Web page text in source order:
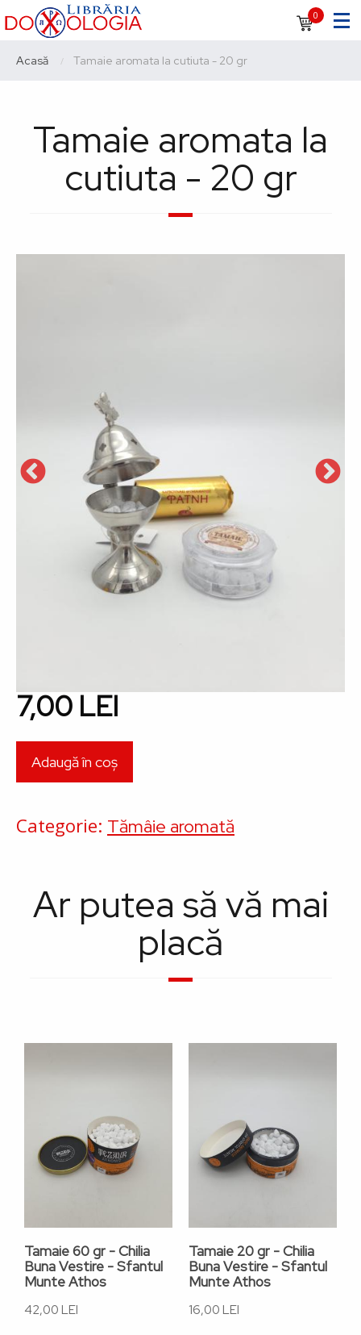
Sari
la
conținutul
Navigare
principală
0
Breadcrumb
Acasă Current:
Tamaie aromata la cutiuta - 20 gr
Tamaie aromata la
cutiuta - 20 gr
7,00 LEI
Categorie Tămâie aromată
Ar putea să vă mai
placă
Tamaie 60 gr - Chilia
Buna Vestire - Sfantul
Munte Athos
42,00 LEI
Tamaie 20 gr - Chilia
Buna Vestire - Sfantul
Munte Athos
16,00 LEI